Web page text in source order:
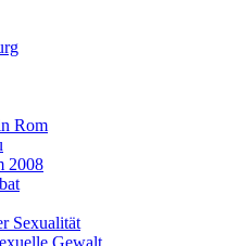
Rom
2008
Sexualität
Gewalt